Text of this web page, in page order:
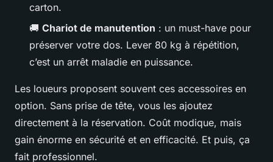
carton.
🚚 Chariot de manutention : un must-have pour
préserver votre dos. Lever 80 kg à répétition,
c’est un arrêt maladie en puissance.
Les loueurs proposent souvent ces accessoires en
option. Sans prise de tête, vous les ajoutez
directement à la réservation. Coût modique, mais
gain énorme en sécurité et en efficacité. Et puis, ça
fait professionnel.